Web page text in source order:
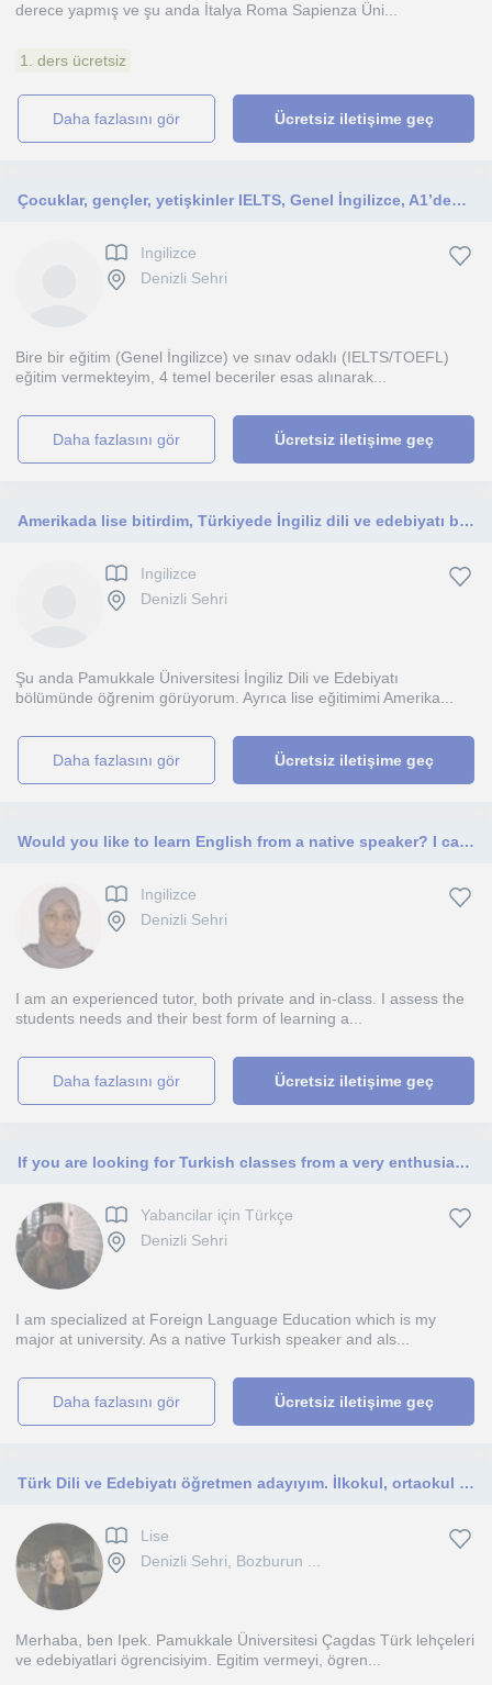
derece yapmış ve şu anda İtalya Roma Sapienza Üni...
1. ders ücretsiz
daha fazlasını gör Ücretsiz iletişime geç
Çocuklar, gençler, yetişkinler IELTS, Genel İngilizce, A1’den C1’e
Ingilizce
Denizli Sehri
Bire bir eğitim (Genel İngilizce) ve sınav odaklı (IELTS/TOEFL)
eğitim vermekteyim, 4 temel beceriler esas alınarak...
daha fazlasını gör Ücretsiz iletişime geç
Amerikada lise bitirdim, Türkiyede İngiliz dili ve edebiyatı bölümünde okuyorum. Çocuklara Speaking, telaffuz dersleri veriyorum
Ingilizce
Denizli Sehri
Şu anda Pamukkale Üniversitesi İngiliz Dili ve Edebiyatı
bölümünde öğrenim görüyorum. Ayrıca lise eğitimimi Amerika...
daha fazlasını gör Ücretsiz iletişime geç
Would you like to learn English from a native speaker? I can help.
Ingilizce
Denizli Sehri
I am an experienced tutor, both private and in-class. I assess the
students needs and their best form of learning a...
daha fazlasını gör Ücretsiz iletişime geç
If you are looking for Turkish classes from a very enthusiastic native Turkish teacher in Denizli, I believe you found it.
Yabancilar için Türkçe
Denizli Sehri
I am specialized at Foreign Language Education which is my
major at university. As a native Turkish speaker and als...
daha fazlasını gör Ücretsiz iletişime geç
Türk Dili ve Edebiyatı öğretmen adayıyım. İlkokul, ortaokul ve lise öğrencilerine
Lise
Denizli Sehri, Bozburun ...
Merhaba, ben Ipek. Pamukkale Üniversitesi Çagdas Türk lehçeleri
ve edebiyatlari ögrencisiyim. Egitim vermeyi, ögren...